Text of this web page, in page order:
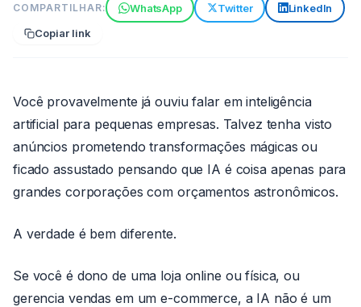
Inteligência Artificial para
Pequenas Empresas: Aumente
Por João
Paulo
COMPARTILHAR: WhatsApp Twitter
LinkedIn
Copiar link
Você provavelmente já ouviu falar em inteligência
artificial para pequenas empresas. Talvez tenha visto
anúncios prometendo transformações mágicas ou
ficado assustado pensando que IA é coisa apenas para
grandes corporações com orçamentos astronômicos.
A verdade é bem diferente.
Se você é dono de uma loja online ou física, ou
gerencia vendas em um e-commerce, a IA não é um